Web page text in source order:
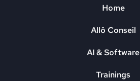
Home
Allô Conseil
AI & Software
Trainings